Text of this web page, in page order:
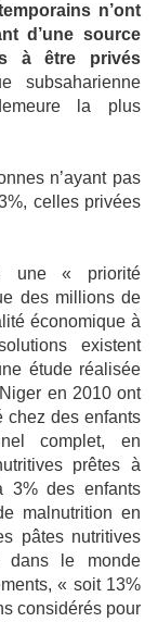
n’ont
d’une source
à être privés
subsaharienne
la plus
n’ayant pas
celles privées
une « priorité
des millions de
économique à
existent
étude réalisée
en 2010 ont
chez des enfants
complet, en
prêtes à
3% des enfants
malnutrition en
pâtes nutritives
dans le monde
« soit 13%
considérés pour